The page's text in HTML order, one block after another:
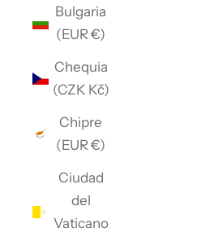
Bulgaria
(EUR €)
Chequia
(CZK Kč)
Chipre
(EUR €)
Ciudad
del
Vaticano